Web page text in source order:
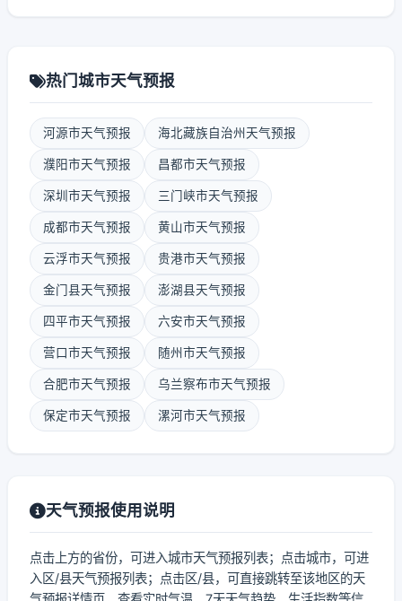
热门城市天气预报
河源市天气预报 海北藏族自治州天气预报
濮阳市天气预报 昌都市天气预报
深圳市天气预报 三门峡市天气预报
成都市天气预报 黄山市天气预报
云浮市天气预报 贵港市天气预报
金门县天气预报 澎湖县天气预报
四平市天气预报 六安市天气预报
营口市天气预报 随州市天气预报
合肥市天气预报 乌兰察布市天气预报
保定市天气预报 漯河市天气预报
天气预报使用说明
点击上方的省份，可进入城市天气预报列表；点击城市，可进
入区/县天气预报列表；点击区/县，可直接跳转至该地区的天